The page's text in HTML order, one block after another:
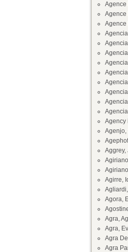
Agence
Agence
Agence
Agency
Agenjo,
Aggrey,
Agirre,
Agora,
Agra,
Agra,
Agra
Agra